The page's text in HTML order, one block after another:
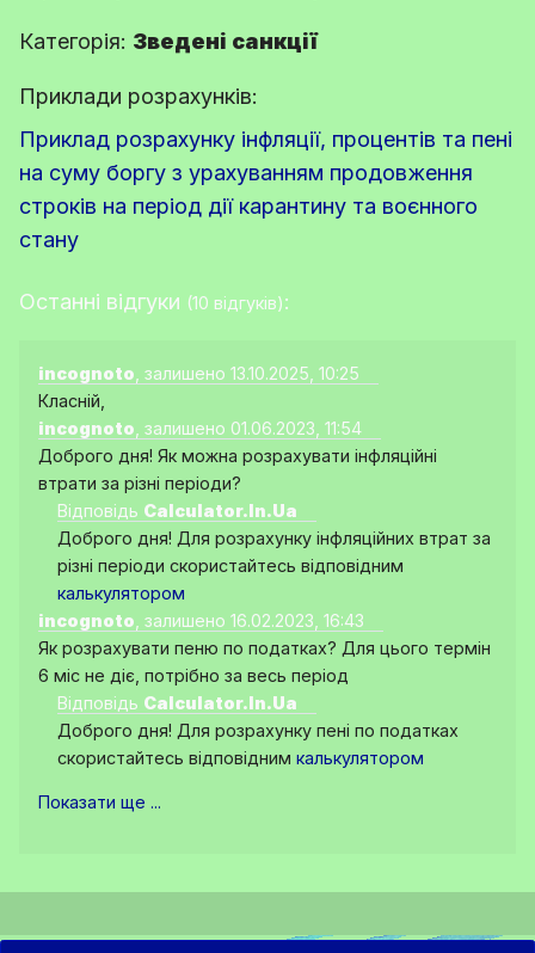
Категорія: Зведені санкції
Приклади розрахунків:
Приклад розрахунку інфляції, процентів та пені
на суму боргу з урахуванням продовження
строків на період дії карантину та воєнного
стану
Останні відгуки (10 відгуків):
incognoto , залишено 13.10.2025, 10:25
Класній,
incognoto , залишено 01.06.2023, 11:54
Доброго дня! Як можна розрахувати інфляційні
втрати за різні періоди?
Відповідь Calculator.In.Ua
Доброго дня! Для розрахунку інфляційних втрат за
різні періоди скористайтесь відповідним
калькулятором
incognoto , залишено 16.02.2023, 16:43
Як розрахувати пеню по податках? Для цього термін
6 міс не діє, потрібно за весь період
Відповідь Calculator.In.Ua
Доброго дня! Для розрахунку пені по податках
скористайтесь відповідним калькулятором
Показати ще ...